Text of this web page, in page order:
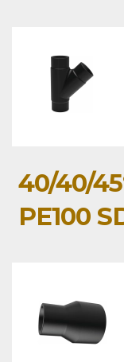
40/40/
PE100